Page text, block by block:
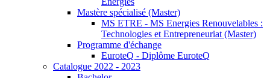
Mastère spécialisé (Master)
MS ETRE - MS Energies Renouvelables :
Technologies et Entrepreneuriat (Master)
Programme d'échange
EuroteQ - Diplôme EuroteQ
Catalogue 2022 - 2023